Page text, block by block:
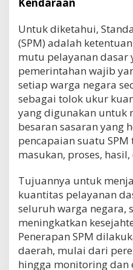
Untuk diketahui,
(SPM) adalah
mutu pelayanan dasar
pemerintahan wajib
setiap warga negara
sebagai tolok ukur
yang digunakan untuk
besaran sasaran yang
pencapaian suatu
masukan, proses,
Tujuannya untuk
kuantitas pelayanan
seluruh warga negara,
meningkatkan
Penerapan SPM
daerah, mulai dari
hingga monitoring dan